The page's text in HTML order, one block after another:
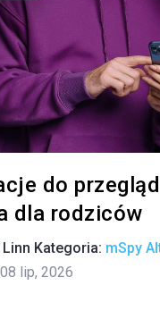
do
dla rodziców
Kategoria: mSpy
lip, 2026